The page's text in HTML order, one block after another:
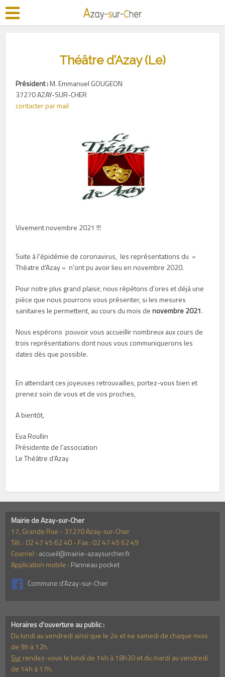
Théâtre d’Azay (Le)
Président :M. Emmanuel GOUGEON
37270 AZAY-SUR-CHER
contacter par mail
Vivement novembre 2021 !!!
Suite à l’épidémie de coronavirus, les représentations du «
Théatre d’Azay » n’ont pu avoir lieu en novembre 2020.
Pour notre plus grand plaisir, nous répétons d’ores et déjà une
pièce que nous pourrons vous présenter, si les mesures
sanitaires le permettent, au cours du mois denovembre 2021.
Nous espérons pouvoir vous accueillir nombreux aux cours de
trois représentations dont nous vous communiquerons les
dates dès que possible.
En attendant ces joyeuses retrouvailles, portez-vous bien et
prenez soin de vous et de vos proches,
A bientôt,
Eva Roullin
Présidente de l’association
Le Théâtre d’Azay
Mairie de Azay-sur-Cher
17, Grande Rue - 37270 Azay-sur-Cher
Tél. : 02 47 45 62 40 - Fax : 02 47 45 62 49
Courriel : accueil@mairie-azaysurcher.fr
Application mobile : Panneau pocket
Commune d'Azay-sur-Cher
Horaires d'ouverture au public :
Du lundi au vendredi ainsi que le 2e et 4e samedi de chaque mois
de 9h à 12h.
Surrendez-vous le lundi de 14h à 18h30 et du mardi au vendredi
de 14h à 17h.